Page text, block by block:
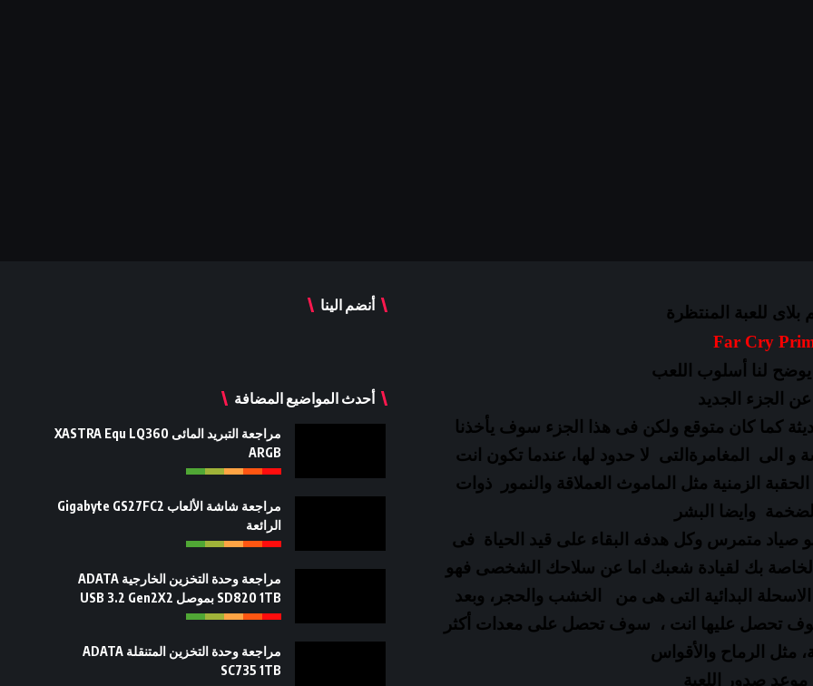
للعبة المنتظرة
لنا أسلوب اللعب
عن الجزء الجديد
كما كان متوقع ولكن فى هذا الجزء سوف يأخذنا
و الى
المغامرةالتى لا حدود لها، عندما تكون انت
الزمنية مثل الماموث العملاقة والنمور ذوات
وايضا البشر
صياد متمرس وكل هدفه البقاء على قيد الحياة فى
الخاصة بك لقيادة شعبك
اما عن سلاحك الشخصى فهو
البدائية التى هى من
الخشب والحجر، وبعد
سوف تحصل عليها انت ، سوف تحصل على معدات أكثر
مثل الرماح والأقواس
موعد صدور اللعبة
أنضم الينا
أحدث المواضيع المضافة
مراجعة التبريد المائى XASTRA Equ LQ360
ARGB
مراجعة شاشة الألعاب Gigabyte GS27FC2
الرائعة
مراجعة وحدة التخزين الخارجية ADATA
SD820 1TB بموصل USB 3.2 Gen2X2
مراجعة وحدة التخزين المتنقلة ADATA
SC735 1TB